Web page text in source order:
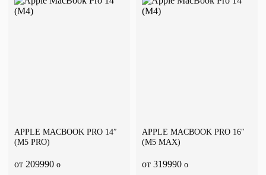
APPLE MACBOOK PRO 14″
(M5 PRO)
от 209990 o
APPLE MACBOOK PRO 16″
(M5 MAX)
от 319990 o